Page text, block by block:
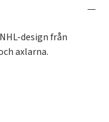
design från
axlarna.